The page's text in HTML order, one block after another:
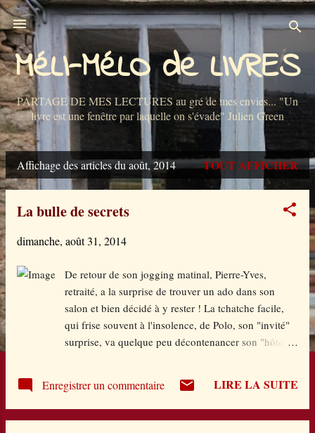
Accéder au contenu principal
MéLI-MéLO de LIVRES
PARTAGE DE MES LECTURES au gré de mes envies... "Un
livre est une fenêtre par laquelle on s'évade" Julien Green
A
Affichage des articles du août, 2014 TOUT AFFICHER
La bulle de secrets
dimanche, août 31, 2014
De retour de son jogging matinal, Pierre-Yves,
retraité, a la surprise de trouver un ado dans son
salon et bien décidé à y rester ! La tchatche facile,
qui frise souvent à l'insolence, de Polo, son "invité"
surprise, va quelque peu décontenancer son "hôte".
dévoiler, avec cette pudeur masculine si
caractéristique. Polo va faire part peu à peu au
Enregistrer un commentaire LIRE LA SUITE